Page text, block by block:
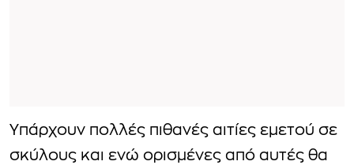
Υπάρχουν πολλές πιθανές αιτίες εμετού σε
σκύλους και ενώ ορισμένες από αυτές θα